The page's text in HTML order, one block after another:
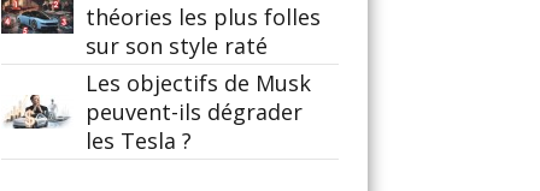
théories les plus folles
sur son style raté
Les objectifs de Musk
peuvent-ils dégrader
les Tesla ?